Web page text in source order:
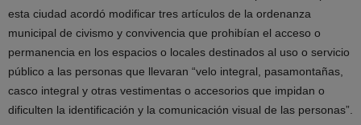
esta ciudad acordó modificar tres artículos de la ordenanza
municipal de civismo y convivencia que prohibían el acceso o
permanencia en los espacios o locales destinados al uso o servicio
público a las personas que llevaran “velo integral, pasamontañas,
casco integral y otras vestimentas o accesorios que impidan o
dificulten la identificación y la comunicación visual de las personas”.